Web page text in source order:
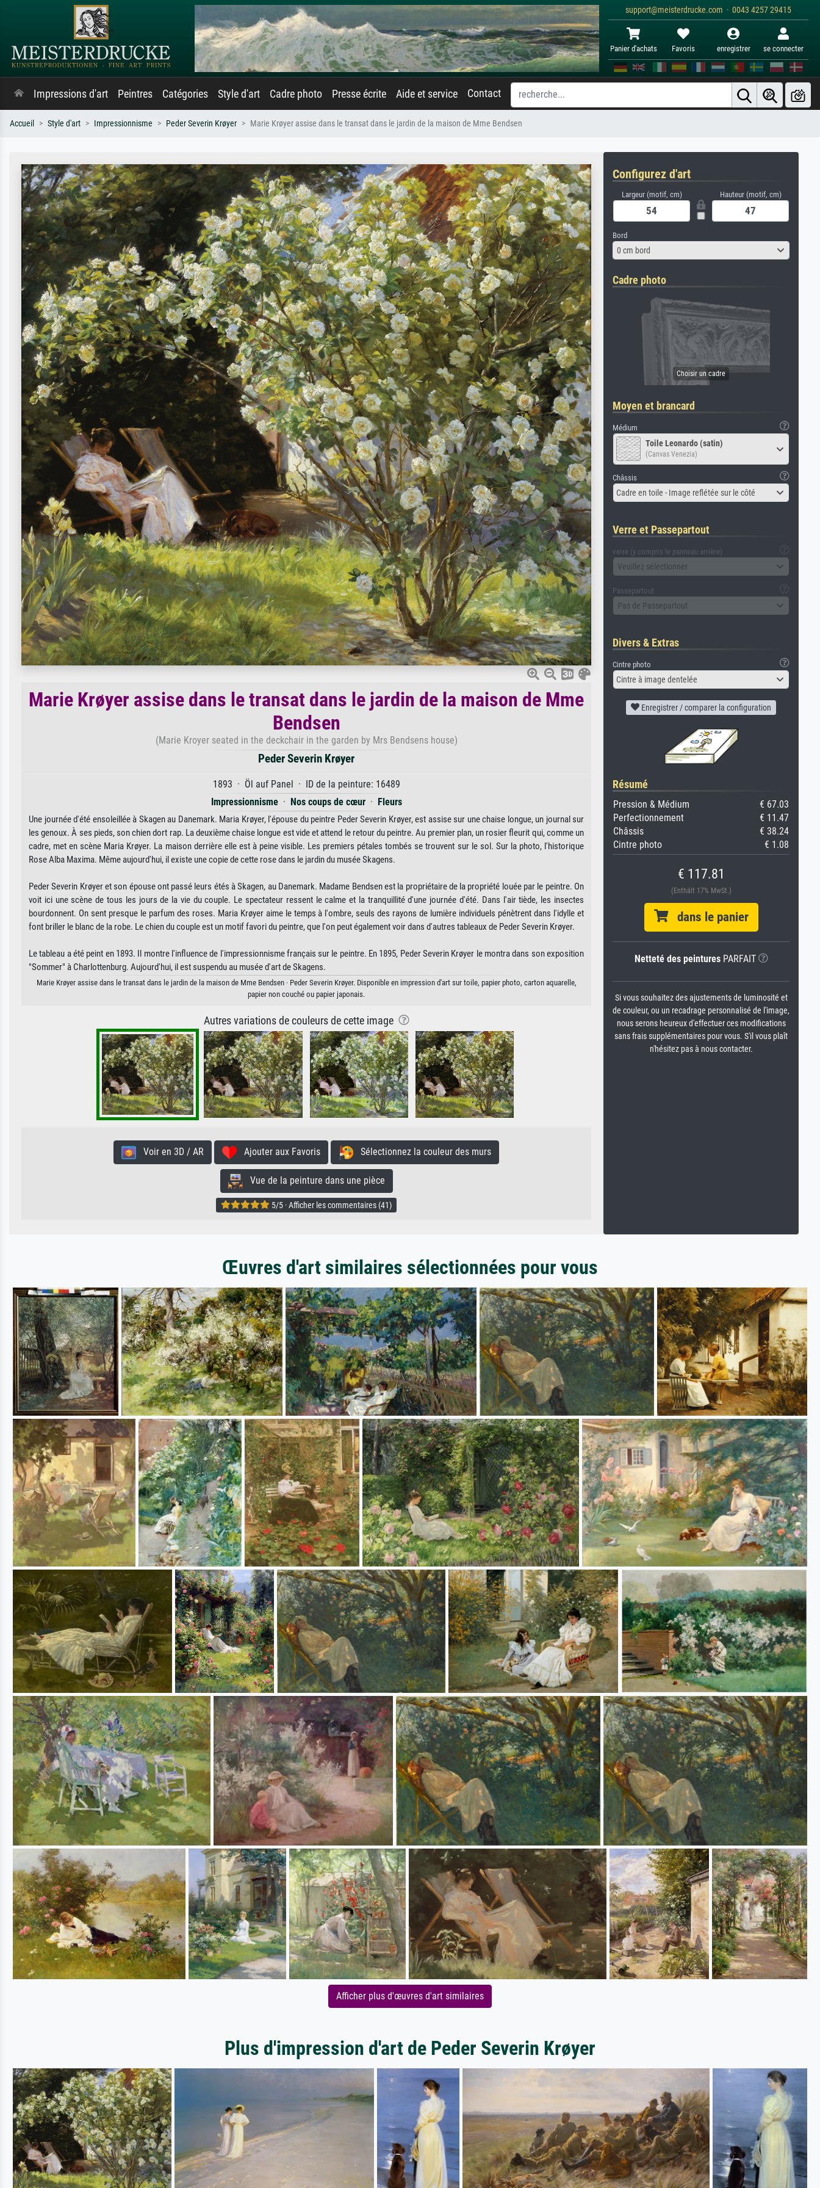
support@meisterdrucke.com · 0043 4257 29415
Panier d'achats Favoris enregistrer se connecter
Impressions d'art Peintres Catégories Style d'art Cadre photo Presse écrite Aide et service Contact
Accueil Style d'art Impressionnisme Peder Severin Krøyer Marie Krøyer assise dans le transat dans le jardin de la maison de Mme Bendsen
Marie Krøyer assise dans le transat dans le jardin de la maison de Mme
Bendsen
(Marie Kroyer seated in the deckchair in the garden by Mrs Bendsens house)
Peder Severin Krøyer
1893 · Öl auf Panel · ID de la peinture: 16489
Impressionnisme· Nos coups de cœur· Fleurs
Une journée d'été ensoleillée à Skagen au Danemark. Maria Krøyer, l'épouse du peintre Peder Severin Krøyer, est assise sur une chaise longue, un journal sur
les genoux. À ses pieds, son chien dort rap. La deuxième chaise longue est vide et attend le retour du peintre. Au premier plan, un rosier fleurit qui, comme un
cadre, met en scène Maria Krøyer. La maison derrière elle est à peine visible. Les premiers pétales tombés se trouvent sur le sol. Sur la photo, l'historique
Rose Alba Maxima. Même aujourd'hui, il existe une copie de cette rose dans le jardin du musée Skagens.
Peder Severin Krøyer et son épouse ont passé leurs étés à Skagen, au Danemark. Madame Bendsen est la propriétaire de la propriété louée par le peintre. On
voit ici une scène de tous les jours de la vie du couple. Le spectateur ressent le calme et la tranquillité d'une journée d'été. Dans l'air tiède, les insectes
bourdonnent. On sent presque le parfum des roses. Maria Krøyer aime le temps à l'ombre, seuls des rayons de lumière individuels pénètrent dans l'idylle et
font briller le blanc de la robe. Le chien du couple est un motif favori du peintre, que l'on peut également voir dans d'autres tableaux de Peder Severin Krøyer.
Le tableau a été peint en 1893. Il montre l'influence de l'impressionnisme français sur le peintre. En 1895, Peder Severin Krøyer le montra dans son exposition
"Sommer" à Charlottenburg. Aujourd'hui, il est suspendu au musée d'art de Skagens.
Marie Krøyer assise dans le transat dans le jardin de la maison de Mme Bendsen · Peder Severin Krøyer. Disponible en impression d'art sur toile, papier photo, carton aquarelle,
papier non couché ou papier japonais.
Autres variations de couleurs de cette image
Voir en 3D / AR Ajouter aux Favoris Sélectionnez la couleur des murs
Vue de la peinture dans une pièce
5/5 · Afficher les commentaires (41)
Configurez d'art
Largeur (motif, cm) Hauteur (motif, cm)
Bord
0 cm bord
Cadre photo
Moyen et brancard
Médium
Toile Leonardo (satin)
(Canvas Venezia)
Châssis
Cadre en toile - Image reflétée sur le côté
Verre et Passepartout
verre (y compris le panneau arrière)
Veuillez sélectionner
Passepartout
Pas de Passepartout
Divers & Extras
Cintre photo
Cintre à image dentelée
Enregistrer / comparer la configuration
Résumé
Pression & Médium
€ 67.03
Perfectionnement
€ 11.47
Châssis
€ 38.24
Cintre photo
€ 1.08
€ 117.81
(Enthält 17% MwSt.)
dans le panier
Netteté des peinturesPARFAIT
Si vous souhaitez des ajustements de luminosité et
de couleur, ou un recadrage personnalisé de l'image,
nous serons heureux d'effectuer ces modifications
sans frais supplémentaires pour vous. S'il vous plaît
n'hésitez pas à nous contacter.
Œuvres d'art similaires sélectionnées pour vous
Afficher plus d'œuvres d'art similaires
Plus d'impression d'art de Peder Severin Krøyer